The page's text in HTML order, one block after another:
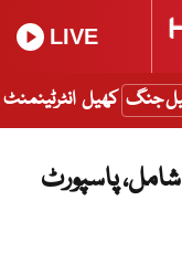
LIVE
جنگ کھیل انٹرٹینمنٹ
پاسپورٹ